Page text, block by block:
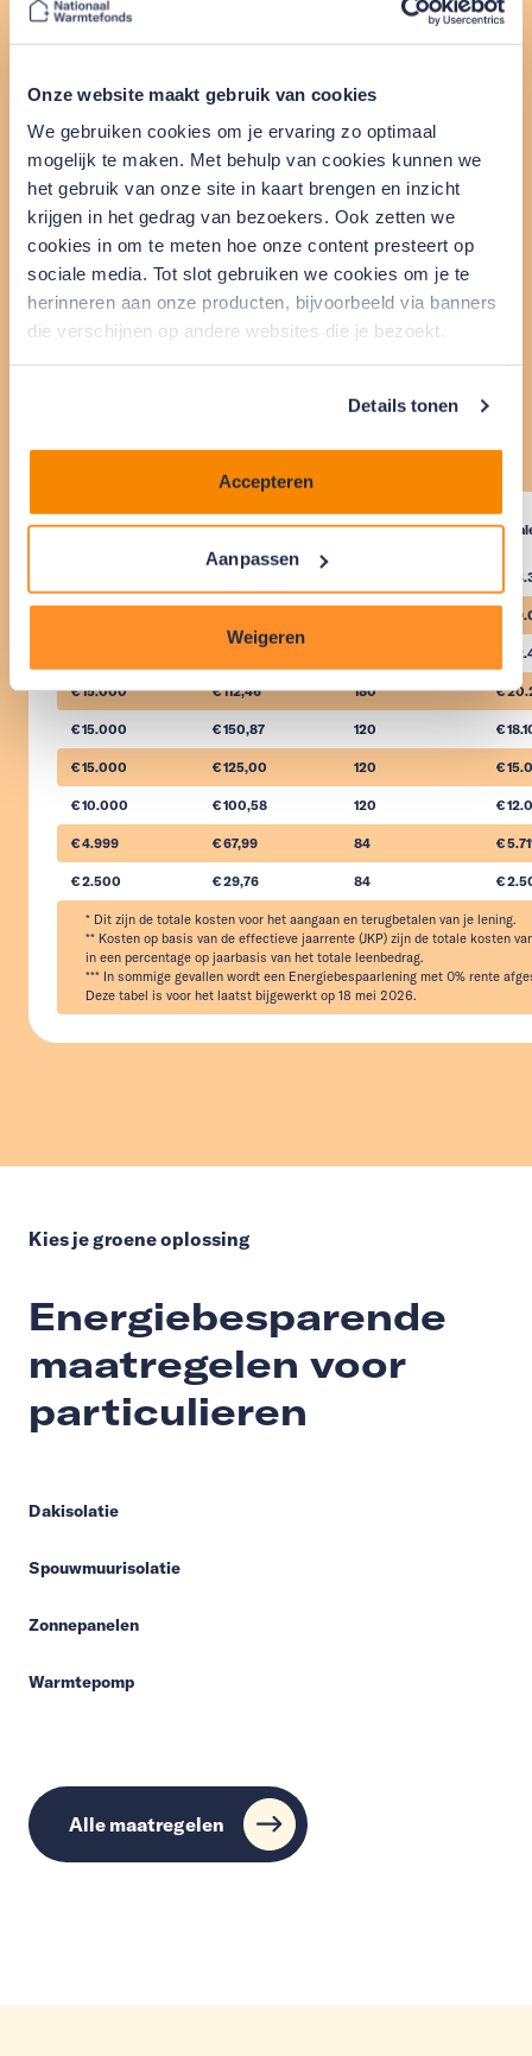
Onze website maakt gebruik van cookies
We gebruiken cookies om je ervaring zo optimaal
mogelijk te maken. Met behulp van cookies kunnen we
het gebruik van onze site in kaart brengen en inzicht
krijgen in het gedrag van bezoekers. Ook zetten we
cookies in om te meten hoe onze content presteert op
sociale media. Tot slot gebruiken we cookies om je te
herinneren aan onze producten, bijvoorbeeld via banners
die verschijnen op andere websites die je bezoekt.
Details tonen
Accepteren
Aanpassen
Weigeren
Bekijk onze aantrekkelijke
tarieven
Actuele rente voor
eigenaar-bewoners
Wanneer je geld leent, betaal je rente. De hoogte
van deze rente hangt af van het bedrag dat je wilt
lenen. Bekijk onze tarieven in de tabel hieronder.
Hoofdsom Bruto maandlasten Looptijd (maanden)
€
€
€
€ 15.000 € 112,46 180 €
€ 15.000 € 150,87 120 €
€ 15.000 € 125,00 120 €
€ 10.000 € 100,58 120 €
€ 4.999 € 67,99 84 €
€ 2.500 € 29,76 84 €
* Dit zijn de totale kosten voor het aangaan en terugbetalen van je lening.
** Kosten op basis van de effectieve jaarrente (JKP) zijn de totale kosten
in een percentage op jaarbasis van het totale leenbedrag.
*** In sommige gevallen wordt een Energiebespaarlening met 0% rente
Deze tabel is voor het laatst bijgewerkt op 18 mei 2026.
Kies je groene oplossing
Energiebesparende
maatregelen voor
particulieren
Dakisolatie
Spouwmuurisolatie
Zonnepanelen
Warmtepomp
Alle maatregelen